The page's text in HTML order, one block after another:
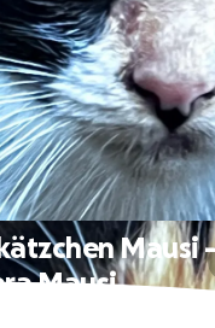
Mausi -
Mausi